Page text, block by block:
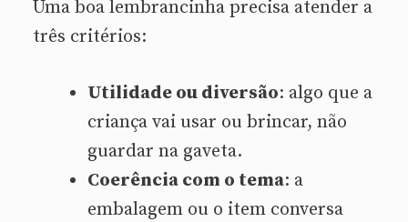
Uma boa lembrancinha precisa atender a
três critérios:
Utilidade ou diversão: algo que a
criança vai usar ou brincar, não
guardar na gaveta.
Coerência com o tema: a
embalagem ou o item conversa